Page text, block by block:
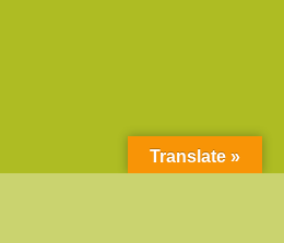
Translate »